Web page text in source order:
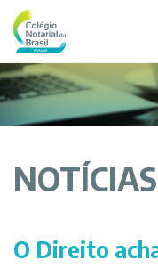
NOTÍCIAS
O Direito